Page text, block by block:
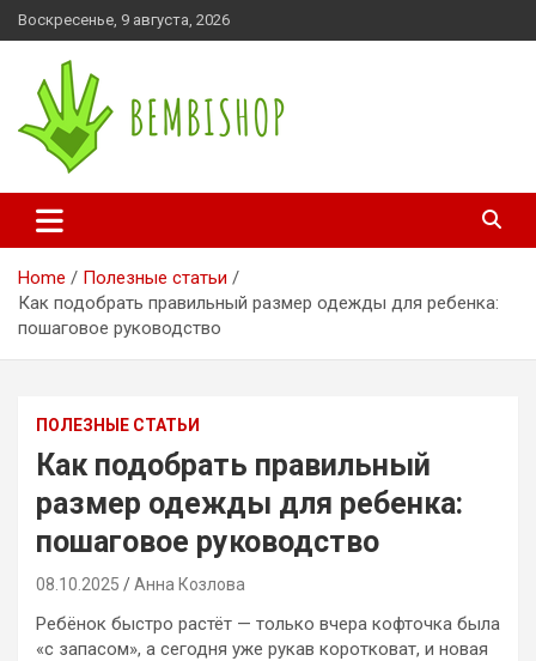
Skip
to
Воскресенье, 9 августа, 2026
bembishop.com.ua
Home
Полезные статьи
Как подобрать правильный размер одежды для ребенка:
пошаговое руководство
ПОЛЕЗНЫЕ СТАТЬИ
Как подобрать правильный
размер одежды для ребенка:
пошаговое руководство
08.10.2025 Анна Козлова
Ребёнок быстро растёт — только вчера кофточка была
«с запасом», а сегодня уже рукав коротковат, и новая